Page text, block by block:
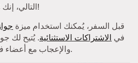
التالي،!
قبل السفر، يُمكنك استخدام ميزة
في الاشتراكات الاستثنائية. يُتيح لك
والإعجاب مع أعضاء في مدينة أو بلدة أخرى.